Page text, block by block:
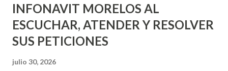
INFONAVIT MORELOS AL
ESCUCHAR, ATENDER Y RESOLVER
SUS PETICIONES
julio 30, 2026